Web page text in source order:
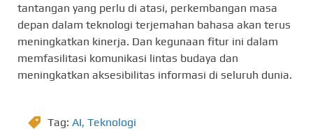
tantangan yang perlu di atasi, perkembangan masa
depan dalam teknologi terjemahan bahasa akan terus
meningkatkan kinerja. Dan kegunaan fitur ini dalam
memfasilitasi komunikasi lintas budaya dan
meningkatkan aksesibilitas informasi di seluruh dunia.
Tag: AI, Teknologi